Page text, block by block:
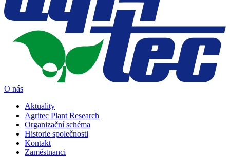
O nás
Aktuality
Agritec Plant Research
Organizační schéma
Historie společnosti
Kontakt
Zaměstnanci